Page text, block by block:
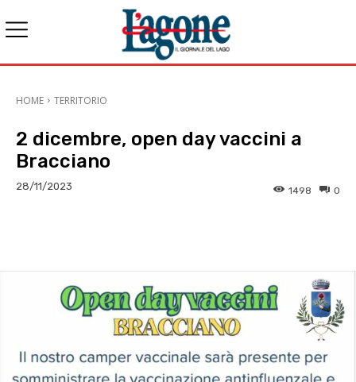
HOME TERRITORIO
2 dicembre, open day vaccini a
Bracciano
28/11/2023 0
1498